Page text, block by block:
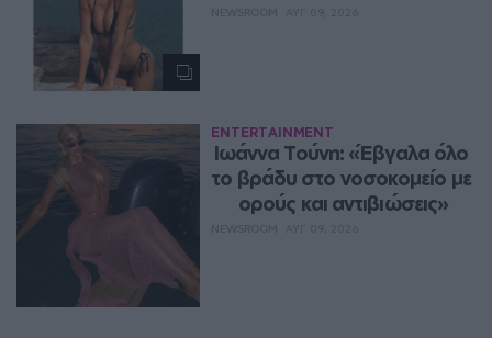
ENTERTAINMENT
Ιωάννα Τούνη: «Έβγαλα όλο
το βράδυ στο νοσοκομείο με
ορούς και αντιβιώσεις»